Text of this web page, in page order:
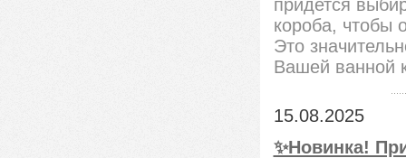
придется
короба, чтобы
Это
Вашей ванной
15.08.2025
✨Новинка!